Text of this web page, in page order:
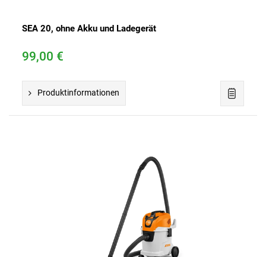
SEA 20, ohne Akku und Ladegerät
99,00 €
Produktinformationen